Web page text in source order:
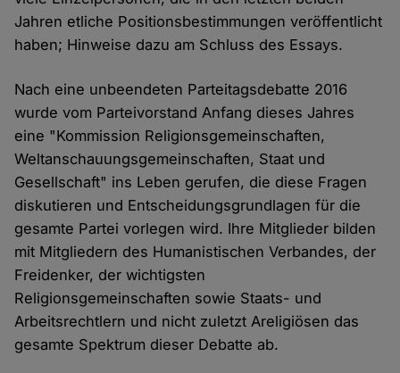
Jahren etliche Positionsbestimmungen veröffentlicht
haben; Hinweise dazu am Schluss des Essays.
Nach eine unbeendeten Parteitagsdebatte 2016
wurde vom Parteivorstand Anfang dieses Jahres
eine "Kommission Religionsgemeinschaften,
Weltanschauungsgemeinschaften, Staat und
Gesellschaft" ins Leben gerufen, die diese Fragen
diskutieren und Entscheidungsgrundlagen für die
gesamte Partei vorlegen wird. Ihre Mitglieder bilden
mit Mitgliedern des Humanistischen Verbandes, der
Freidenker, der wichtigsten
Religionsgemeinschaften sowie Staats- und
Arbeitsrechtlern und nicht zuletzt Areligiösen das
gesamte Spektrum dieser Debatte ab.